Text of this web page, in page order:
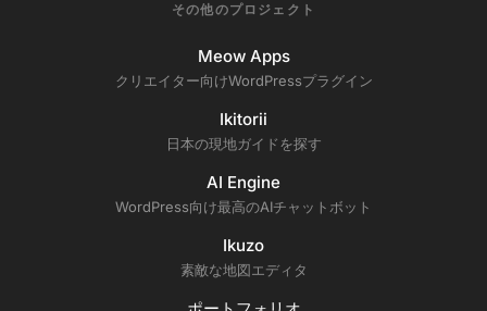
その他のプロジェクト
Meow Apps
クリエイター向けWordPressプラグイン
Ikitorii
日本の現地ガイドを探す
AI Engine
WordPress向け最高のAIチャットボット
Ikuzo
素敵な地図エディタ